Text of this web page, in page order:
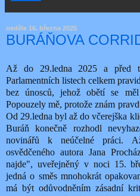
neděle 16. března 2025
BURÁŇOVA
Až do 29.ledna 2025 a před
Parlamentních listech celkem
bez únosců, jehož obětí se
Popouzely mě, protože znám
Od 29.ledna byl až do včerejška
Buráň konečně rozhodl
novinářů k neúčelné práci.
osvědčeného autora Jana
najde", uveřejněný v noci 15.
jedná o směs mnohokrát
má být odůvodněním zásadní